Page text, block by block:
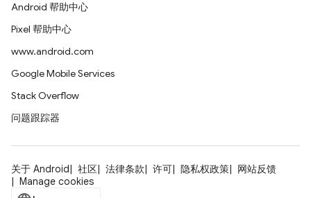
Android 帮助中心
Pixel 帮助中心
www.android.com
Google Mobile Services
Stack Overflow
问题跟踪器
关于 Android 社区 法律条款 许可 隐私权政策
网站反馈
Manage cookies